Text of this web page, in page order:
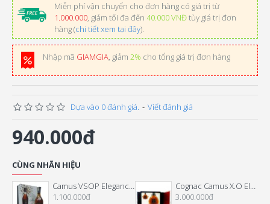
Miễn phí vận chuyển cho đơn hàng có giá trị từ
1.000.000, giảm tối đa đến 40.000 VNĐtùy giá trị đơn
hàng (chi tiết xem tại đây).
Nhập mã GIAMGIA, giảm 2% cho tổng giá trị đơn hàng
Dựa vào 0 đánh giá. - Viết đánh giá
940.000đ
CÙNG NHÃN HIỆU
Camus VSOP Elegance gift box 2016
1.100.000đ
Cognac Camus X.O Elegance gift box 2016
3.000.000đ